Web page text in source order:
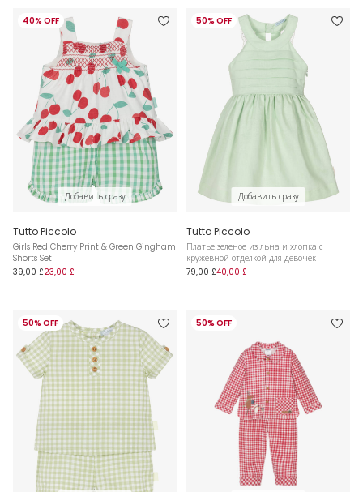
40% OFF
Добавить сразу
Tutto Piccolo
Girls Red Cherry Print & Green Gingham
Shorts Set
39,00 £23,00 £
50% OFF
Добавить сразу
Tutto Piccolo
Платье зеленое из льна и хлопка с
кружевной отделкой для девочек
79,00 £40,00 £
50% OFF 50% OFF